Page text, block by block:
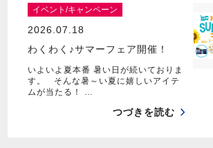
イベント/キャンペーン
2026.07.18
わくわく♪サマーフェア開催！
いよいよ夏本番 暑い日が続いておりま
す。 そんな暑～い夏に嬉しいアイテ
ムが当たる！ …
つづきを読む